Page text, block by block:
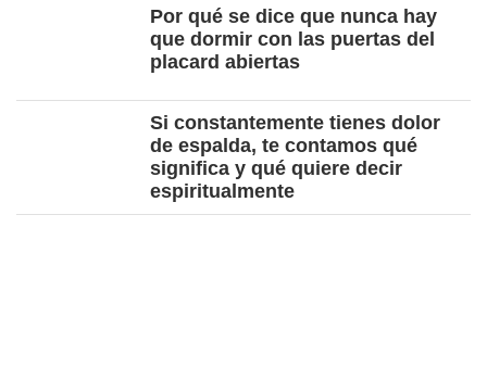
Por qué se dice que nunca hay
que dormir con las puertas del
placard abiertas
Si constantemente tienes dolor
de espalda, te contamos qué
significa y qué quiere decir
espiritualmente